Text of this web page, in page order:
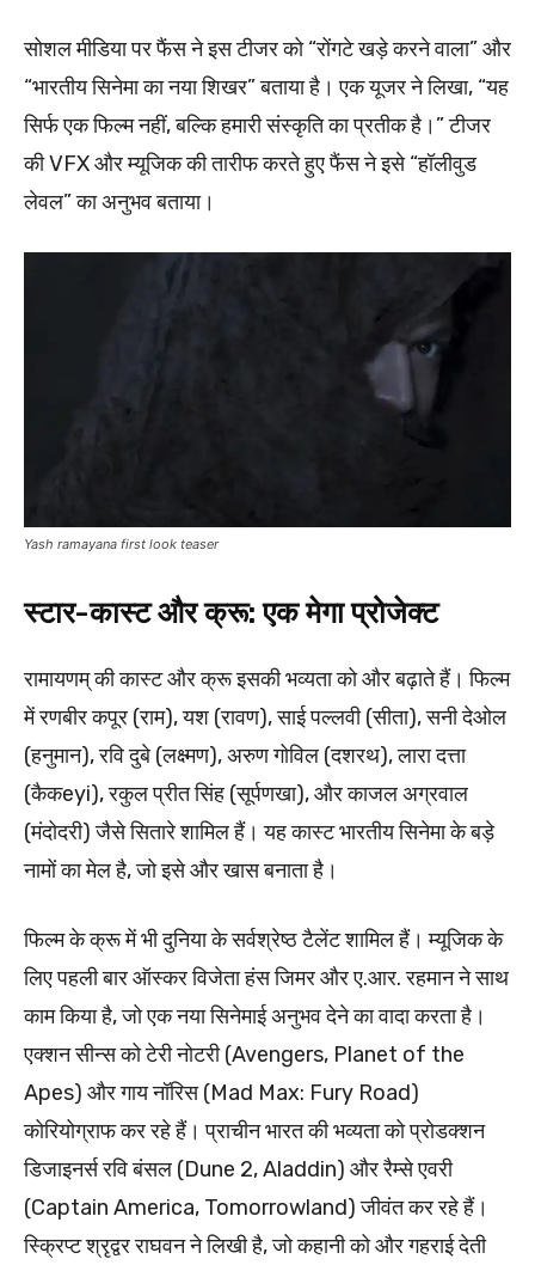
सोशल मीडिया पर फैंस ने इस टीजर को “रोंगटे खड़े करने वाला” और
“भारतीय सिनेमा का नया शिखर” बताया है। एक यूजर ने लिखा, “यह
सिर्फ एक फिल्म नहीं, बल्कि हमारी संस्कृति का प्रतीक है।” टीजर
की VFX और म्यूजिक की तारीफ करते हुए फैंस ने इसे “हॉलीवुड
लेवल” का अनुभव बताया।
Yash ramayana first look teaser
स्टार-कास्ट और क्रू: एक मेगा प्रोजेक्ट
रामायणम् की कास्ट और क्रू इसकी भव्यता को और बढ़ाते हैं। फिल्म
में रणबीर कपूर (राम), यश (रावण), साई पल्लवी (सीता), सनी देओल
(हनुमान), रवि दुबे (लक्ष्मण), अरुण गोविल (दशरथ), लारा दत्ता
(कैकeyi), रकुल प्रीत सिंह (सूर्पणखा), और काजल अग्रवाल
(मंदोदरी) जैसे सितारे शामिल हैं। यह कास्ट भारतीय सिनेमा के बड़े
नामों का मेल है, जो इसे और खास बनाता है।
फिल्म के क्रू में भी दुनिया के सर्वश्रेष्ठ टैलेंट शामिल हैं। म्यूजिक के
लिए पहली बार ऑस्कर विजेता हंस जिमर और ए.आर. रहमान ने साथ
काम किया है, जो एक नया सिनेमाई अनुभव देने का वादा करता है।
एक्शन सीन्स को टेरी नोटरी (Avengers, Planet of the
Apes) और गाय नॉरिस (Mad Max: Fury Road)
कोरियोग्राफ कर रहे हैं। प्राचीन भारत की भव्यता को प्रोडक्शन
डिजाइनर्स रवि बंसल (Dune 2, Aladdin) और रैम्से एवरी
(Captain America, Tomorrowland) जीवंत कर रहे हैं।
स्क्रिप्ट श्रृद्वर राघवन ने लिखी है, जो कहानी को और गहराई देती